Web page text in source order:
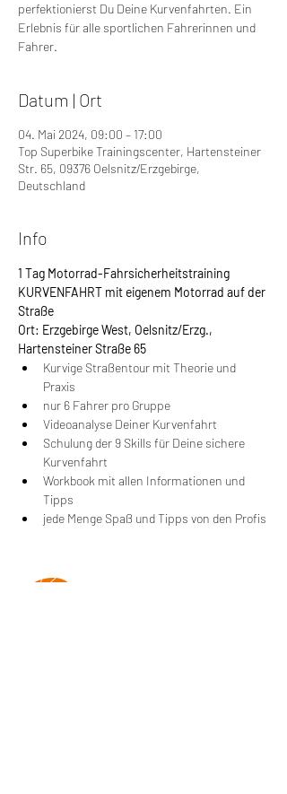
perfektionierst Du Deine Kurvenfahrten. Ein
Erlebnis für alle sportlichen Fahrerinnen und
Fahrer.
Datum | Ort
04. Mai 2024, 09:00 – 17:00
Top Superbike Trainingscenter, Hartensteiner
Str. 65, 09376 Oelsnitz/Erzgebirge,
Deutschland
Info
1 Tag Motorrad-Fahrsicherheitstraining
KURVENFAHRT mit eigenem Motorrad auf der
Straße
Ort: Erzgebirge West, Oelsnitz/Erzg.,
Hartensteiner Straße 65
Kurvige Straßentour mit Theorie und
Praxis
nur 6 Fahrer pro Gruppe
Videoanalyse Deiner Kurvenfahrt
Schulung der 9 Skills für Deine sichere
Kurvenfahrt
Workbook mit allen Informationen und
Tipps
jede Menge Spaß und Tipps von den Profis